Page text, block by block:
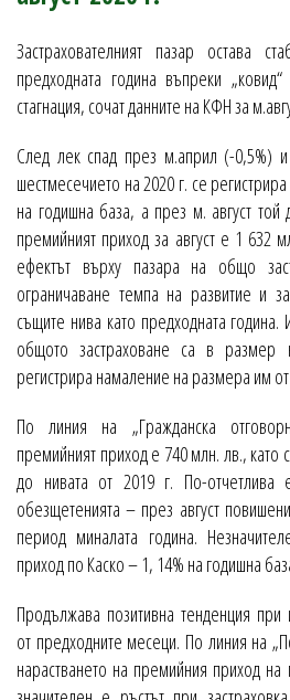
Застрахователният пазар остава
предходната година въпреки
стагнация, сочат данните на КФН за
След лек спад през м.април (-0,5%)
шестмесечието на 2020 г. се
на годишна база, а през м. август той
премийният приход за август е 1 632
ефектът върху пазара на общо
ограничаване темпа на развитие и
същите нива като предходната
общото застраховане са в
регистрира намаление на размера им
По линия на „Гражданска
премийният приход е 740 млн. лв., като
до нивата от 2019 г. По-отчетлива
обезщетенията – през август
период миналата година.
приход по Каско – 1, 14% на годишна
Продължава позитивна тенденция при
от предходните месеци. По линия на
нарастването на премийния приход